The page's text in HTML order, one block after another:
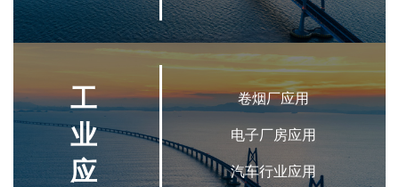
工
业
应
卷烟厂应用
电子厂房应用
汽车行业应用